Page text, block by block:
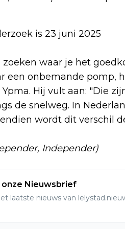
is 23 juni 2025
waar je het
een onbemande pomp,
Hij vult aan: "Die
de snelweg. In
wordt dit verschil
Independer)
Nieuwsbrief
laatste nieuws van